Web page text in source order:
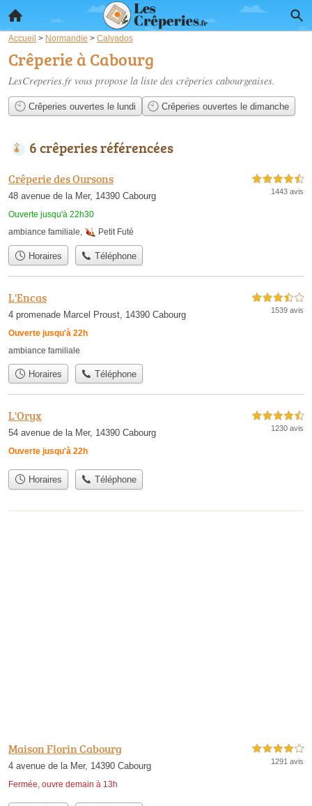
Accueil > Normandie > Calvados
Crêperie à Cabourg
LesCreperies.fr vous propose la liste des crêperies cabourgeaises.
Crêperies ouvertes le lundi Crêperies ouvertes le dimanche
6 crêperies référencées
Crêperie des Oursons
48 avenue de la Mer, 14390 Cabourg
Ouverte jusqu'à 22h30
4,5 étoiles sur 5
1443 avis
ambiance familiale, Petit Futé
Horaires Téléphone
L'Encas
4 promenade Marcel Proust, 14390 Cabourg
Ouverte jusqu'à 22h
3,5 étoiles sur 5
1539 avis
ambiance familiale
Horaires Téléphone
L'Oryx
54 avenue de la Mer, 14390 Cabourg
Ouverte jusqu'à 22h
4,5 étoiles sur 5
1230 avis
Horaires Téléphone
Maison Florin Cabourg
4 avenue de la Mer, 14390 Cabourg
Fermée, ouvre demain à 13h
4,0 étoiles sur 5
1291 avis